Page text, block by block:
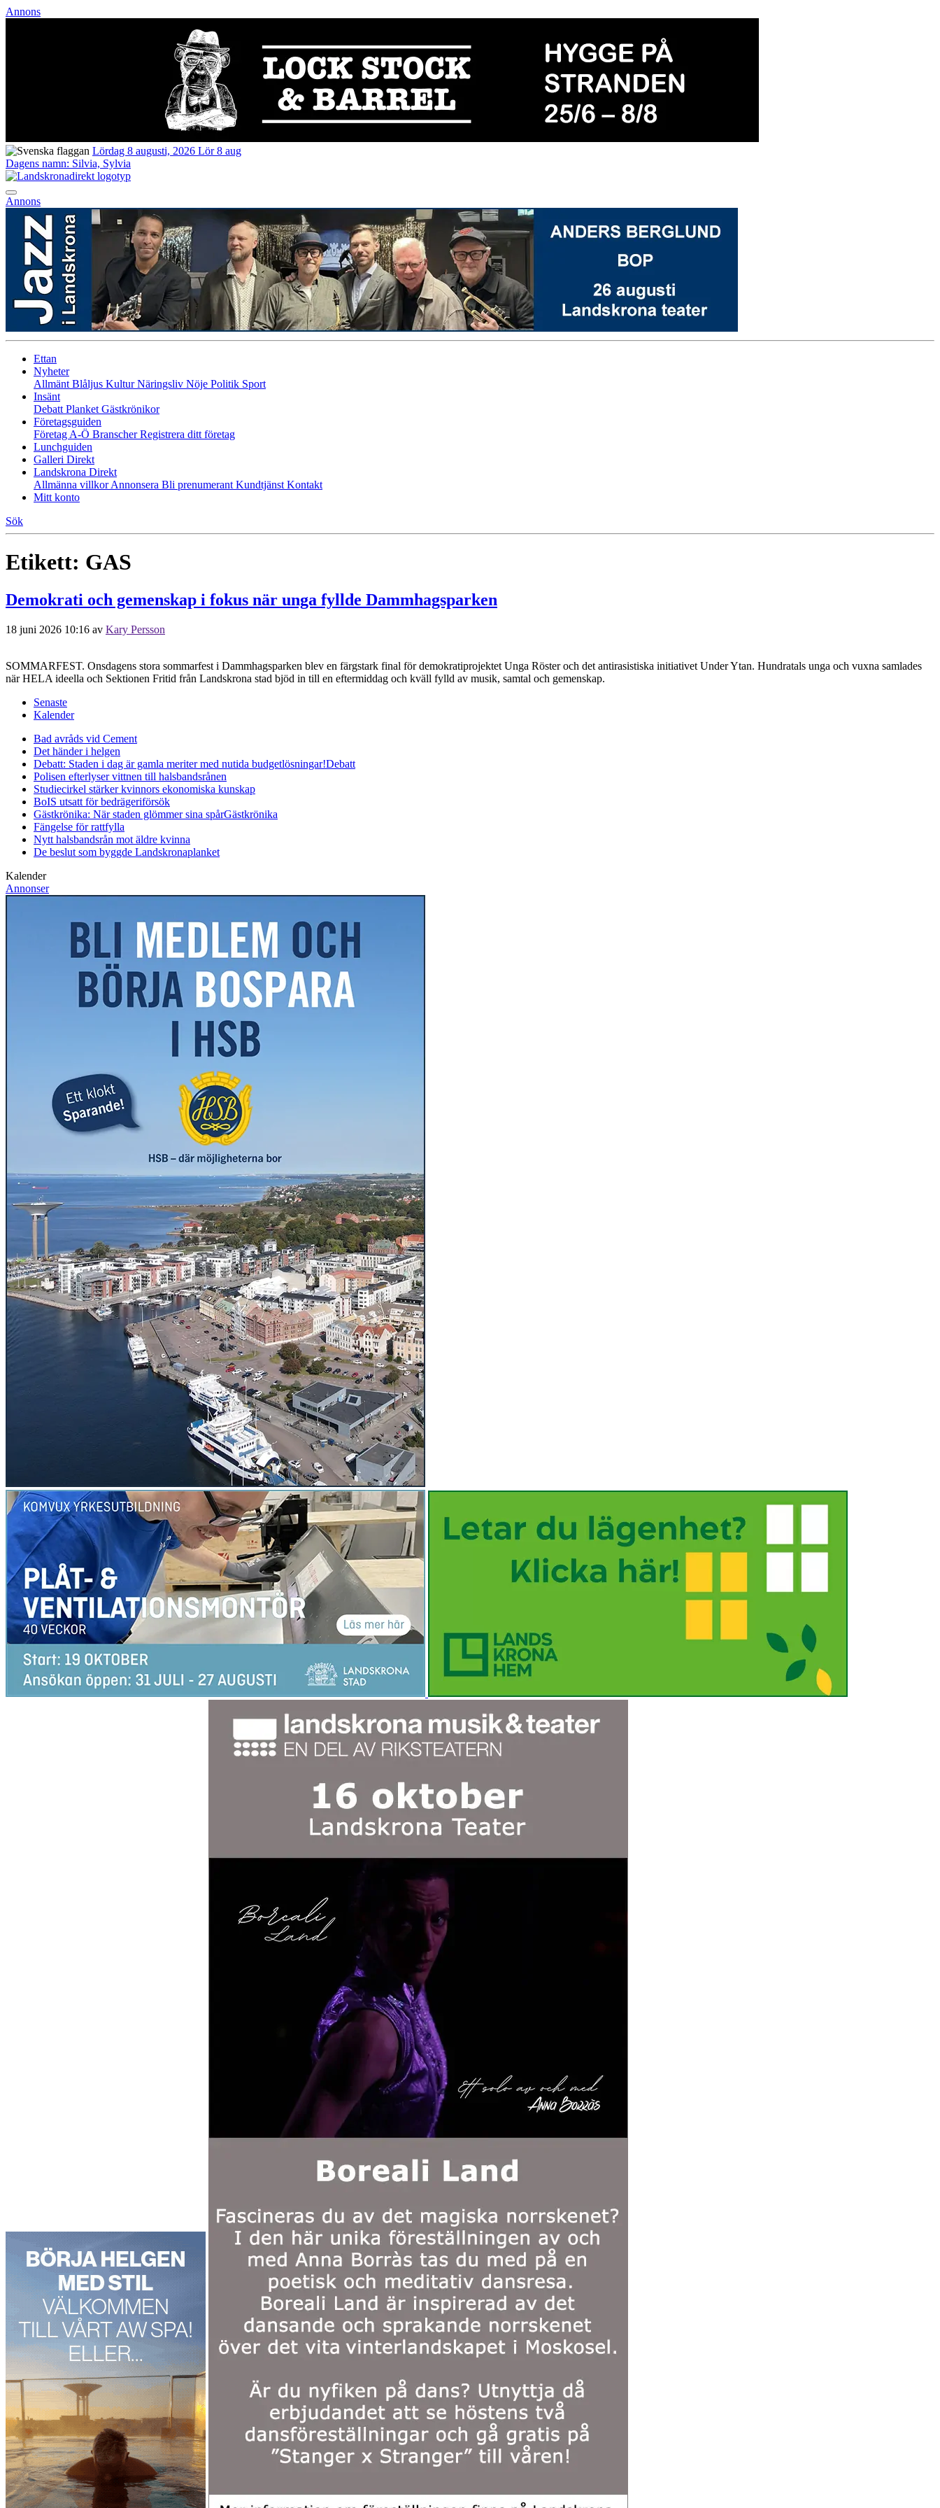
Annons
Lördag 8 augusti, 2026 Lör 8 aug
Dagens namn: Silvia, Sylvia
Annons
Ettan
Nyheter
Allmänt Blåljus KulturNäringsliv Nöje Politik Sport
Insänt
Debatt Planket Gästkrönikor
Företagsguiden
Företag A-Ö BranscherRegistrera ditt företag
Lunchguiden
Galleri Direkt
Landskrona Direkt
Allmänna villkorAnnonsera Bli prenumerant Kundtjänst Kontakt
Mitt konto
Sök
Etikett: GAS
Demokrati och gemenskap i fokus när unga fyllde Dammhagsparken
18 juni 2026 10:16 av Kary Persson
SOMMARFEST. Onsdagens stora sommarfest i Dammhagsparken blev en färgstark final för demokratiprojektet Unga Röster och det antirasistiska initiativet Under Ytan. Hundratals unga och vuxna samlades
när HELA ideella och Sektionen Fritid från Landskrona stad bjöd in till en eftermiddag och kväll fylld av musik, samtal och gemenskap.
Senaste
Kalender
Bad avråds vid Cement
Det händer i helgen
Debatt: Staden i dag är gamla meriter med nutida budgetlösningar!Debatt
Polisen efterlyser vittnen till halsbandsrånen
Studiecirkel stärker kvinnors ekonomiska kunskap
BoIS utsatt för bedrägeriförsök
Gästkrönika: När staden glömmer sina spårGästkrönika
Fängelse för rattfylla
Nytt halsbandsrån mot äldre kvinna
De beslut som byggde Landskronaplanket
Kalender
Annonser